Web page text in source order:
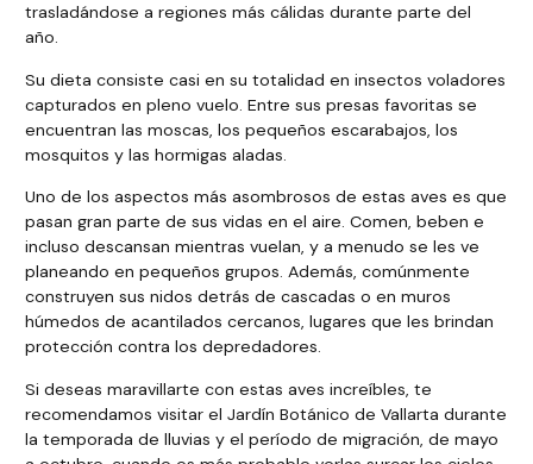
trasladándose a regiones más cálidas durante parte del
año.
Su dieta consiste casi en su totalidad en insectos voladores
capturados en pleno vuelo. Entre sus presas favoritas se
encuentran las moscas, los pequeños escarabajos, los
mosquitos y las hormigas aladas.
Uno de los aspectos más asombrosos de estas aves es que
pasan gran parte de sus vidas en el aire. Comen, beben e
incluso descansan mientras vuelan, y a menudo se les ve
planeando en pequeños grupos. Además, comúnmente
construyen sus nidos detrás de cascadas o en muros
húmedos de acantilados cercanos, lugares que les brindan
protección contra los depredadores.
Si deseas maravillarte con estas aves increíbles, te
recomendamos visitar el Jardín Botánico de Vallarta durante
la temporada de lluvias y el período de migración, de mayo